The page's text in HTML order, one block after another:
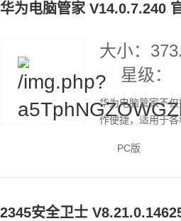
华为电脑管家 V14.0.7.240
大小：
星级：
华为电脑管家不
作便捷，适用于
PC版
2345安全卫士